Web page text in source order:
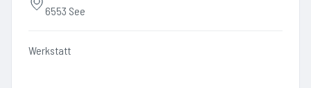
6553 See
Werkstatt